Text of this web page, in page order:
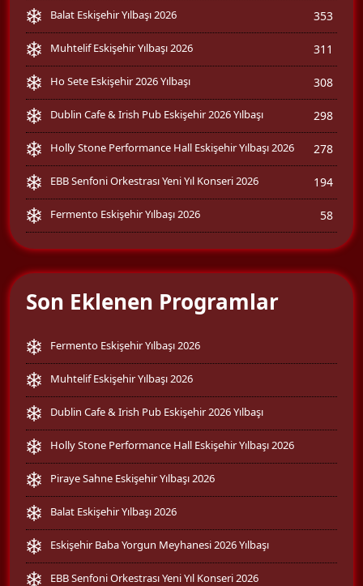
Balat Eskişehir Yılbaşı 2026 353
Muhtelif Eskişehir Yılbaşı 2026 311
Ho Sete Eskişehir 2026 Yılbaşı 308
Dublin Cafe & Irish Pub Eskişehir 2026 Yılbaşı 298
Holly Stone Performance Hall Eskişehir Yılbaşı 2026 278
EBB Senfoni Orkestrası Yeni Yıl Konseri 2026 194
Fermento Eskişehir Yılbaşı 2026 58
Son Eklenen Programlar
Fermento Eskişehir Yılbaşı 2026
Muhtelif Eskişehir Yılbaşı 2026
Dublin Cafe & Irish Pub Eskişehir 2026 Yılbaşı
Holly Stone Performance Hall Eskişehir Yılbaşı 2026
Piraye Sahne Eskişehir Yılbaşı 2026
Balat Eskişehir Yılbaşı 2026
Eskişehir Baba Yorgun Meyhanesi 2026 Yılbaşı
EBB Senfoni Orkestrası Yeni Yıl Konseri 2026